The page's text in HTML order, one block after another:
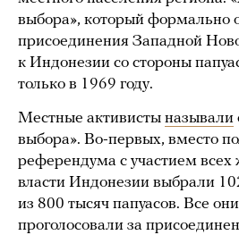
выбора», который формально
присоединения Западной
к Индонезии со стороны
только в 1969 году.
Местные активисты называли
выбора». Во-первых, вместо
референдума с участием всех
власти Индонезии выбрали
из 800 тысяч папуасов. Все
проголосовали за